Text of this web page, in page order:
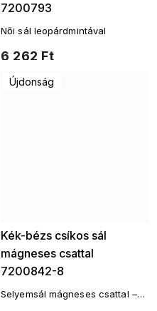
7200793
6 262 Ft
Női sál leopárdmintával
Újdonság
Kék-bézs csíkos sál
mágneses csattal
7200842-8
Selyemsál mágneses csattal –